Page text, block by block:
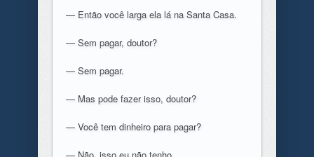
— Então você larga ela lá na Santa Casa.
— Sem pagar, doutor?
— Sem pagar.
— Mas pode fazer isso, doutor?
— Você tem dinheiro para pagar?